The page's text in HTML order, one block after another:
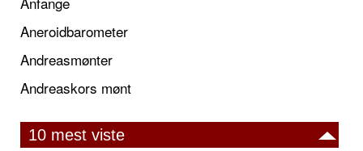
Aneroidbarometer
Andreasmønter
Andreaskors mønt
10 mest viste